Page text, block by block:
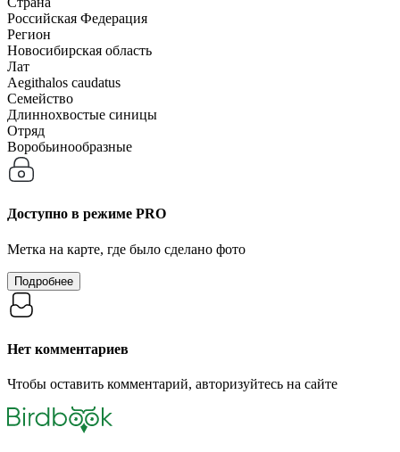
Российская Федерация
Регион
Новосибирская область
Лат
Aegithalos caudatus
Семейство
Длиннохвостые синицы
Отряд
Воробьинообразные
Доступно в режиме PRO
Метка на карте, где было сделано фото
Подробнее
Нет комментариев
Чтобы оставить комментарий, авторизуйтесь на сайте